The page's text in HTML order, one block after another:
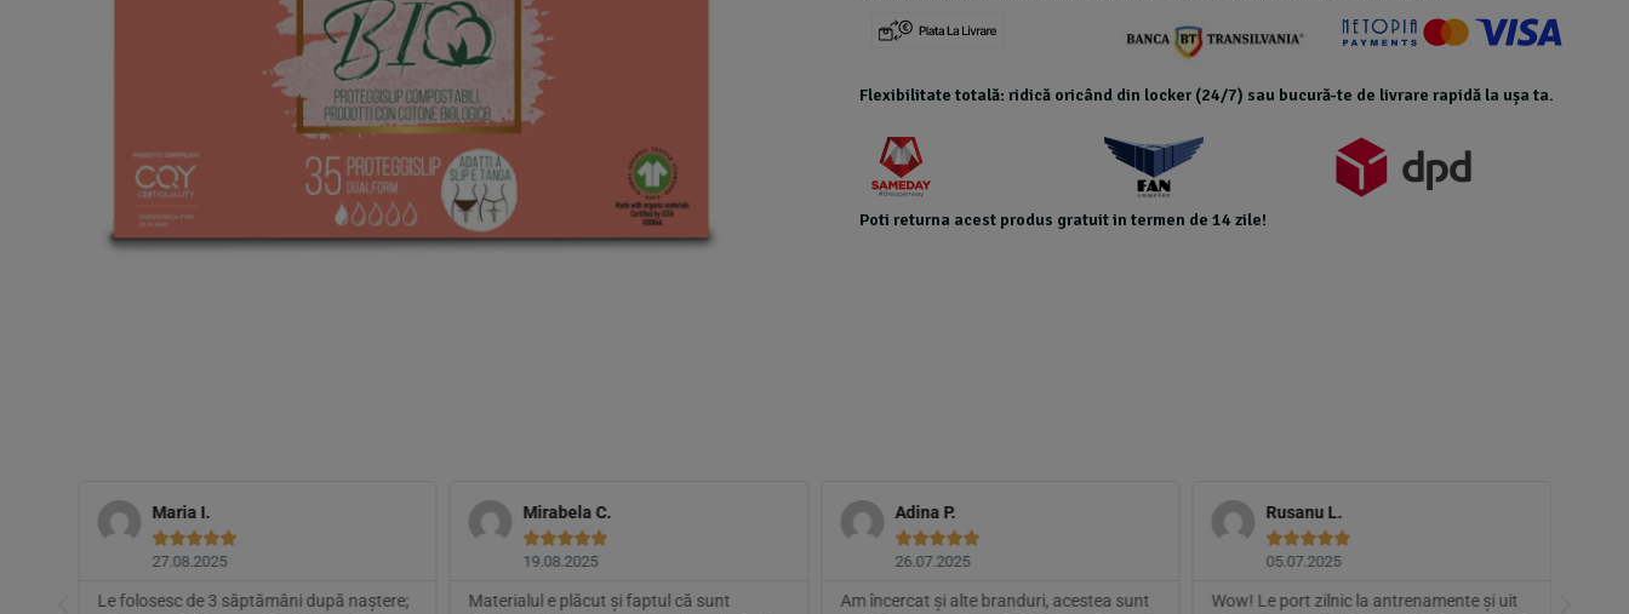
Flexibilitate totală: ridică oricând din locker (24/7) sau bucură-te de livrare rapidă la ușa ta.
Poti returna acest produs gratuit in termen de 14 zile!
Maria I.

27.08.2025
Le folosesc de 3 săptămâni după naștere;
Mirabela C.

19.08.2025
Materialul e plăcut și faptul că sunt
Adina P.

26.07.2025
Am încercat și alte branduri, acestea sunt
Rusanu L.

05.07.2025
Wow! Le port zilnic la antrenamente și uit